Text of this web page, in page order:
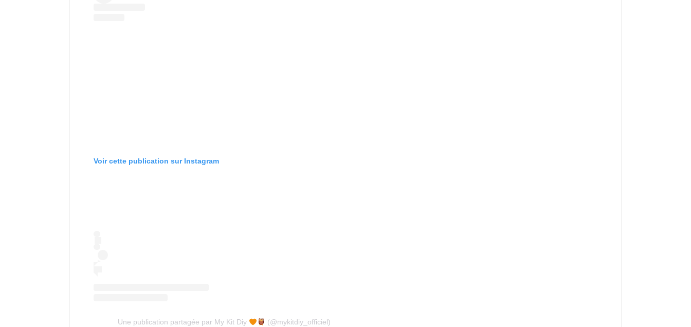
Voir cette publication sur Instagram
Une publication partagée par My Kit Diy (@mykitdiy_officiel)